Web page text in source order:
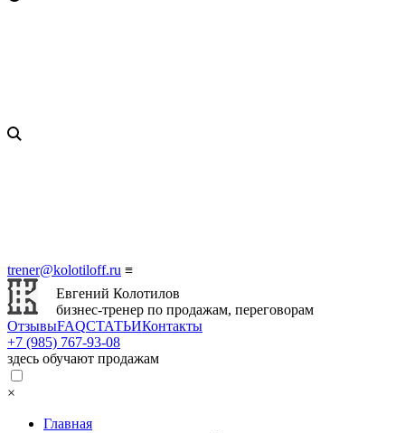
trener@kolotiloff.ru ≡
Евгений Колотилов
бизнес-тренер по продажам, переговорам
ОтзывыFAQСТАТЬИКонтакты
+7 (985) 767‑93‑08
здесь обучают продажам
×
Главная